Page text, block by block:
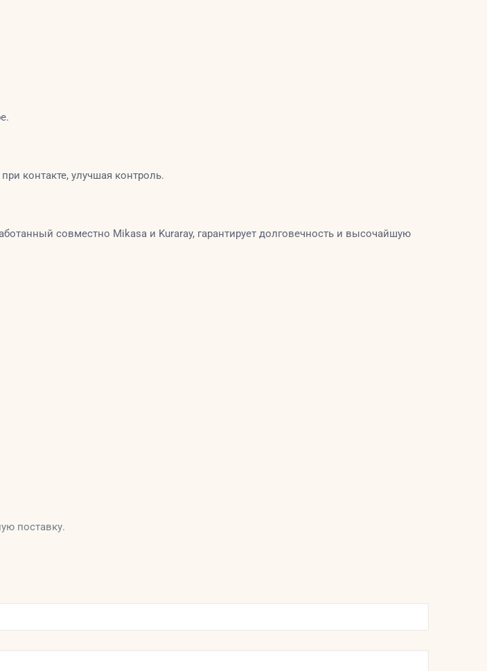
контакте, улучшая контроль.
совместно Mikasa и Kuraray, гарантирует долговечность и высочайшую
поставку.